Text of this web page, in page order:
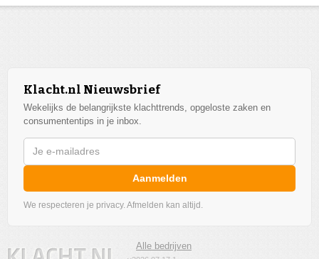
Klacht.nl Nieuwsbrief
Wekelijks de belangrijkste klachttrends, opgeloste zaken en
consumententips in je inbox.
Aanmelden
We respecteren je privacy. Afmelden kan altijd.
Alle bedrijven